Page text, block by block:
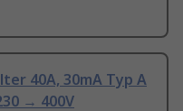
40A, 30mA Typ A
→ 400V